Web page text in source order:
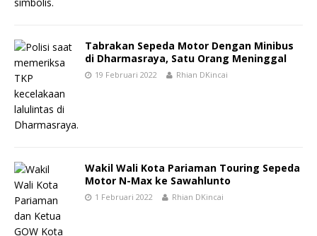
Tabrakan Sepeda Motor Dengan Minibus
di Dharmasraya, Satu Orang Meninggal
19 Februari 2022 Rhian DKincai
Wakil Wali Kota Pariaman Touring Sepeda
Motor N-Max ke Sawahlunto
1 Februari 2022 Rhian DKincai